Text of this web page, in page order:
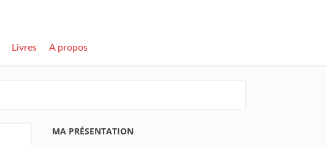
Livres A propos
MA PRÉSENTATION